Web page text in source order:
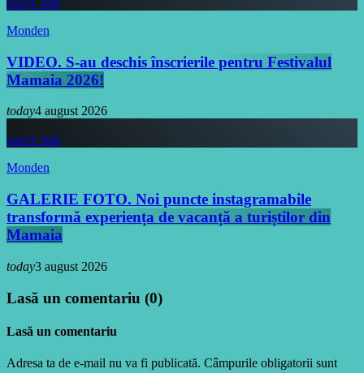
insert_link
Monden
VIDEO. S-au deschis înscrierile pentru Festivalul
Mamaia 2026!
today4 august 2026
insert_link
Monden
GALERIE FOTO. Noi puncte instagramabile
transformă experiența de vacanță a turiștilor din
Mamaia
today3 august 2026
Lasă un comentariu (0)
Lasă un comentariu
Adresa ta de e-mail nu va fi publicată. Câmpurile obligatorii sunt